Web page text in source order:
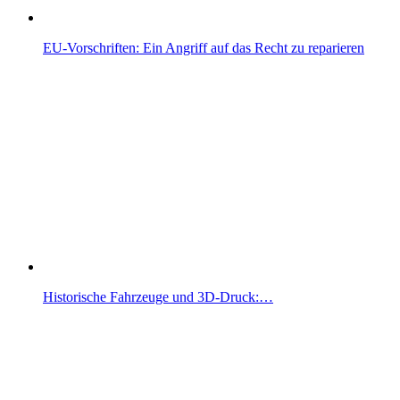
EU-Vorschriften: Ein Angriff auf das Recht zu reparieren
Historische Fahrzeuge und 3D-Druck:…